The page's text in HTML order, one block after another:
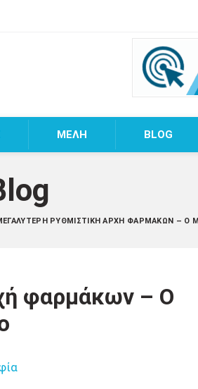
MEΛΗ BLOG
ΡΥΘΜΙΣΤΙΚΉ ΑΡΧΉ ΦΑΡΜΆΚΩΝ – Ο
φαρμάκων – Ο